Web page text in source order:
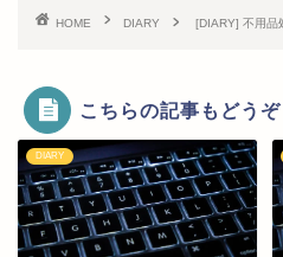
HOME DIARY [DIARY] 不用
こちらの記事もどうぞ
DIARY